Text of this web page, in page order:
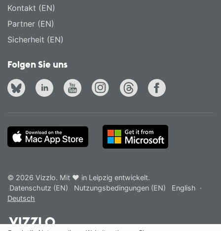
Kontakt (EN)
Partner (EN)
Sicherheit (EN)
Folgen Sie uns
© 2026 Vizzlo. Mit ❤ in Leipzig entwickelt.
Datenschutz (EN)
Nutzungsbedingungen (EN) English ·
Deutsch